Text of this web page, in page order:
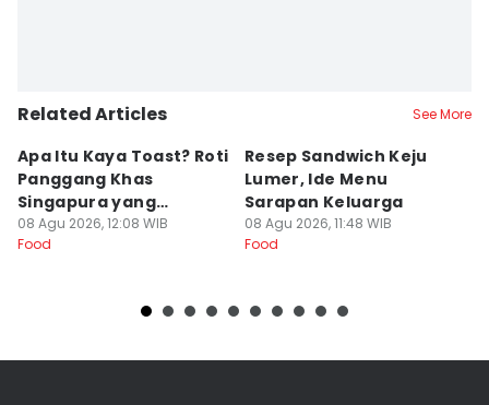
Related Articles See More
Apa Itu Kaya Toast? Roti
Panggang Khas
Singapura yang
Mendunia
08 Agu 2026, 12:08 WIB
Food
Resep Sandwich Keju
Lumer, Ide Menu
Sarapan Keluarga
08 Agu 2026, 11:48 WIB
Food